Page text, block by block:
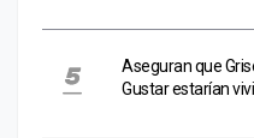
Aseguran que
Gustar estarían